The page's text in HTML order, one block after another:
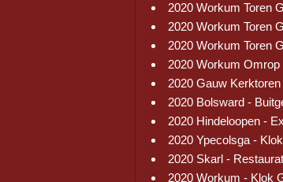
2020 Workum Toren
2020 Workum Toren
2020 Workum Toren
2020 Workum
2020 Gauw
2020 Bolsward -
2020 Hindeloopen -
2020 Ypecolsga -
2020 Skarl -
2020 Workum - Klok